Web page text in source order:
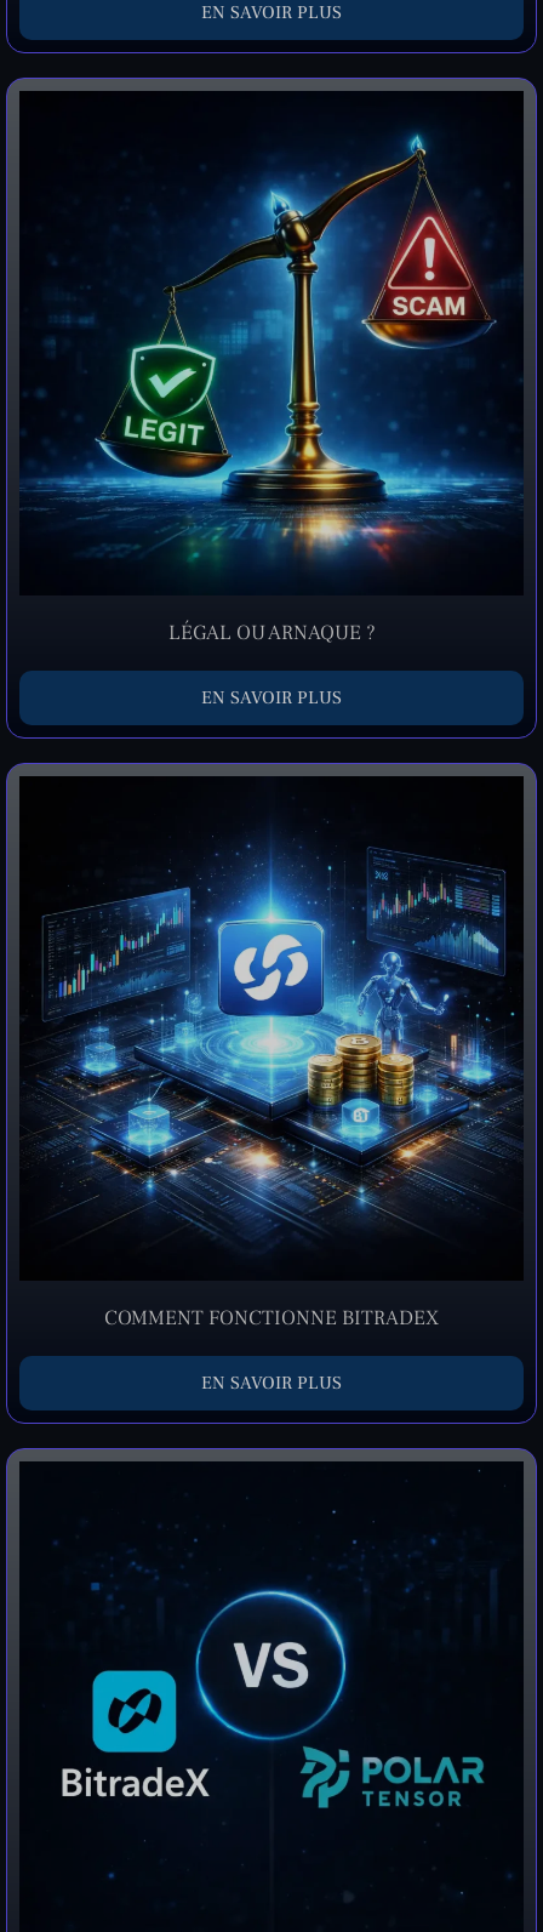
EN SAVOIR PLUS
LÉGAL OU ARNAQUE ?
EN SAVOIR PLUS
COMMENT FONCTIONNE BITRADEX
EN SAVOIR PLUS